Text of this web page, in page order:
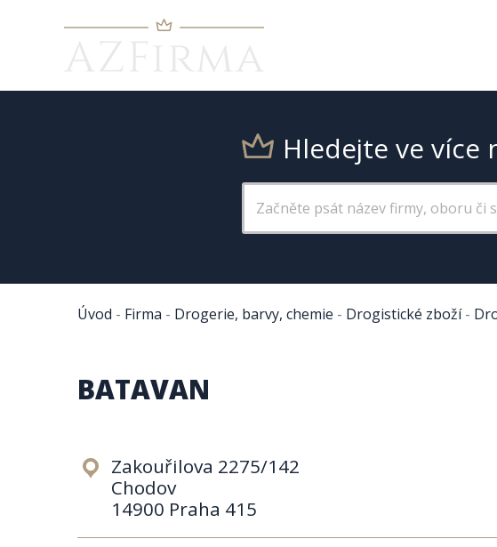
Hledejte ve více
Úvod - Firma - Drogerie, barvy, chemie - Drogistické zboží-
BATAVAN
Zakouřilova 2275/142
Chodov
14900 Praha 415